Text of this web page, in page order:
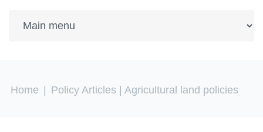
You are here
Home Policy Articles | Agricultural land policies